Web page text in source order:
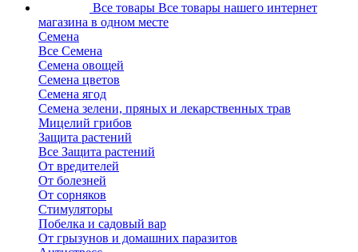
Все товары Все товары нашего интернет
магазина в одном месте
Семена
Все Семена
Семена овощей
Семена цветов
Семена ягод
Семена зелени, пряных и лекарственных трав
Мицелий грибов
Защита растений
Все Защита растений
От вредителей
От болезней
От сорняков
Стимуляторы
Побелка и садовый вар
От грызунов и домашних паразитов